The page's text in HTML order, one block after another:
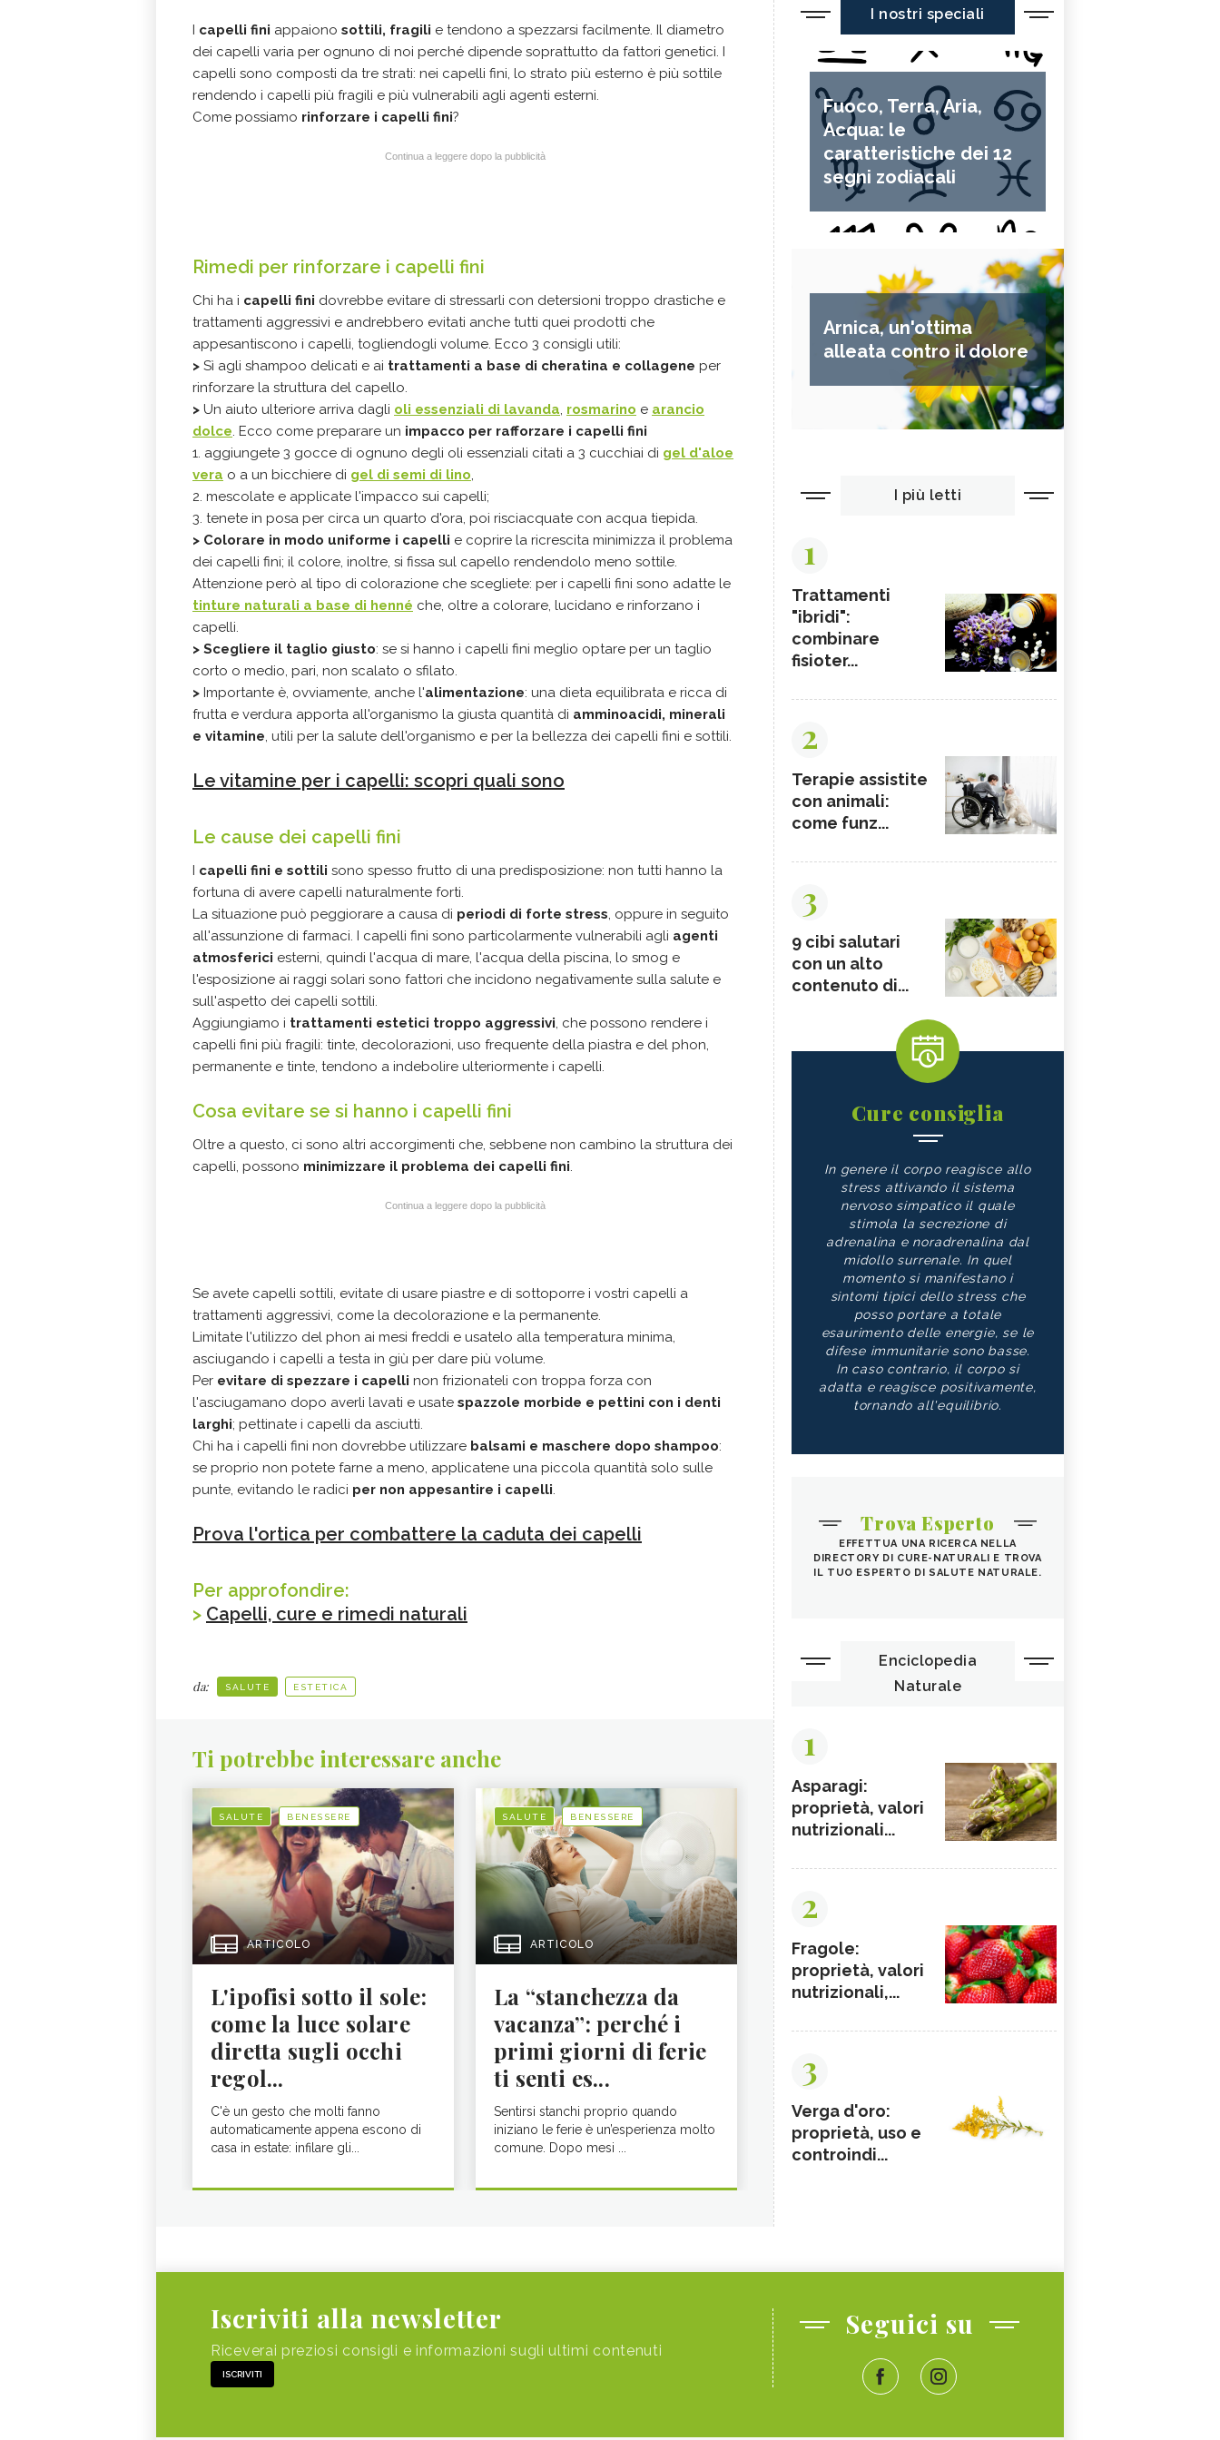
I capelli fini appaiono sottili, fragili e tendono a spezzarsi facilmente. Il diametro
dei capelli varia per ognuno di noi perché dipende soprattutto da fattori genetici. I
capelli sono composti da tre strati: nei capelli fini, lo strato più esterno è più sottile
rendendo i capelli più fragili e più vulnerabili agli agenti esterni.
Come possiamo rinforzare i capelli fini?
Continua a leggere dopo la pubblicità
Rimedi per rinforzare i capelli fini
Chi ha i capelli fini dovrebbe evitare di stressarli con detersioni troppo drastiche e
trattamenti aggressivi e andrebbero evitati anche tutti quei prodotti che
appesantiscono i capelli, togliendogli volume. Ecco 3 consigli utili:
> Sì agli shampoo delicati e ai trattamenti a base di cheratina e collagene per
rinforzare la struttura del capello.
> Un aiuto ulteriore arriva dagli oli essenziali di lavanda, rosmarino e arancio
dolce. Ecco come preparare un impacco per rafforzare i capelli fini
1. aggiungete 3 gocce di ognuno degli oli essenziali citati a 3 cucchiai di gel d'aloe
vera o a un bicchiere di gel di semi di lino,
2. mescolate e applicate l'impacco sui capelli;
3. tenete in posa per circa un quarto d'ora, poi risciacquate con acqua tiepida.
> Colorare in modo uniforme i capelli e coprire la ricrescita minimizza il problema
dei capelli fini; il colore, inoltre, si fissa sul capello rendendolo meno sottile.
Attenzione però al tipo di colorazione che scegliete: per i capelli fini sono adatte le
tinture naturali a base di henné che, oltre a colorare, lucidano e rinforzano i
capelli.
> Scegliere il taglio giusto: se si hanno i capelli fini meglio optare per un taglio
corto o medio, pari, non scalato o sfilato.
> Importante è, ovviamente, anche l'alimentazione: una dieta equilibrata e ricca di
frutta e verdura apporta all'organismo la giusta quantità di amminoacidi, minerali
e vitamine, utili per la salute dell'organismo e per la bellezza dei capelli fini e sottili.
Le vitamine per i capelli: scopri quali sono
Le cause dei capelli fini
I capelli fini e sottili sono spesso frutto di una predisposizione: non tutti hanno la
fortuna di avere capelli naturalmente forti.
La situazione può peggiorare a causa di periodi di forte stress, oppure in seguito
all'assunzione di farmaci. I capelli fini sono particolarmente vulnerabili agli agenti
atmosferici esterni, quindi l'acqua di mare, l'acqua della piscina, lo smog e
l'esposizione ai raggi solari sono fattori che incidono negativamente sulla salute e
sull'aspetto dei capelli sottili.
Aggiungiamo i trattamenti estetici troppo aggressivi, che possono rendere i
capelli fini più fragili: tinte, decolorazioni, uso frequente della piastra e del phon,
permanente e tinte, tendono a indebolire ulteriormente i capelli.
Cosa evitare se si hanno i capelli fini
Oltre a questo, ci sono altri accorgimenti che, sebbene non cambino la struttura dei
capelli, possono minimizzare il problema dei capelli fini.
Continua a leggere dopo la pubblicità
Se avete capelli sottili, evitate di usare piastre e di sottoporre i vostri capelli a
trattamenti aggressivi, come la decolorazione e la permanente.
Limitate l'utilizzo del phon ai mesi freddi e usatelo alla temperatura minima,
asciugando i capelli a testa in giù per dare più volume.
Per evitare di spezzare i capelli non frizionateli con troppa forza con
l'asciugamano dopo averli lavati e usate spazzole morbide e pettini con i denti
larghi; pettinate i capelli da asciutti.
Chi ha i capelli fini non dovrebbe utilizzare balsami e maschere dopo shampoo:
se proprio non potete farne a meno, applicatene una piccola quantità solo sulle
punte, evitando le radici per non appesantire i capelli.
Prova l'ortica per combattere la caduta dei capelli
Per approfondire:
> Capelli, cure e rimedi naturali
da: SALUTE ESTETICA
Ti potrebbe interessare anche
SALUTE BENESSERE
ARTICOLO
L'ipofisi sotto il sole:
come la luce solare
diretta sugli occhi
regol...
C'è un gesto che molti fanno
automaticamente appena escono di
casa in estate: infilare gli...
SALUTE BENESSERE
ARTICOLO
La “stanchezza da
vacanza”: perché i
primi giorni di ferie
ti senti es...
Sentirsi stanchi proprio quando
iniziano le ferie è un’esperienza molto
comune. Dopo mesi ...
I nostri speciali
Fuoco, Terra, Aria,
Acqua: le
caratteristiche dei 12
segni zodiacali
Arnica, un'ottima
alleata contro il dolore
I più letti
1
Trattamenti
"ibridi":
combinare
fisioter...
2
Terapie assistite
con animali:
come funz...
3
9 cibi salutari
con un alto
contenuto di...
Cure consiglia
In genere il corpo reagisce allo
stress attivando il sistema
nervoso simpatico il quale
stimola la secrezione di
adrenalina e noradrenalina dal
midollo surrenale. In quel
momento si manifestano i
sintomi tipici dello stress che
posso portare a totale
esaurimento delle energie, se le
difese immunitarie sono basse.
In caso contrario, il corpo si
adatta e reagisce positivamente,
tornando all'equilibrio.
Trova Esperto
EFFETTUA UNA RICERCA NELLA
DIRECTORY DI CURE-NATURALI E TROVA
IL TUO ESPERTO DI SALUTE NATURALE.
Enciclopedia
Naturale
1
Asparagi:
proprietà, valori
nutrizionali...
2
Fragole:
proprietà, valori
nutrizionali,...
3
Verga d'oro:
proprietà, uso e
controindi...
Iscriviti alla newsletter
Riceverai preziosi consigli e informazioni sugli ultimi contenuti
ISCRIVITI
Seguici su